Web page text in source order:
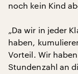
noch kein Kind
„Da wir in jeder
haben,
Vorteil. Wir
Stundenzahl an